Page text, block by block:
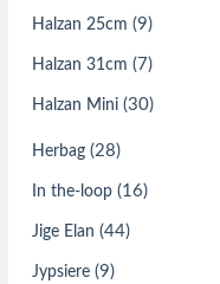
Halzan 25cm (9)
Halzan 31cm (7)
Halzan Mini (30)
Herbag (28)
In the-loop (16)
Jige Elan (44)
Jypsiere (9)